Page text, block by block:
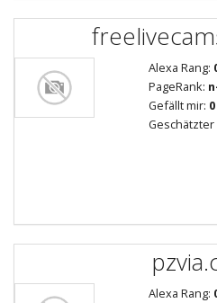
Alexa Rang:
PageRank:
Gefällt mir: 0
Geschätzter
Alexa Rang: